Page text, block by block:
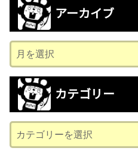
アーカイブ
ー
カ
ブ
カテゴリー
テ